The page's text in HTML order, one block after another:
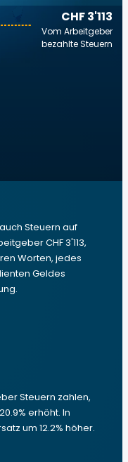
CHF 3'113
Vom Arbeitgeber
bezahlte Steuern
Steuern auf
CHF 3'113,
Worten, jedes
Geldes
Steuern zahlen,
erhöht. In
um 12.2% höher.